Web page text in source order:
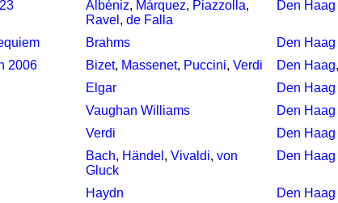
Albéniz, Márquez, Piazzolla,
Ravel , de Falla
Den Haag
Brahms
Den Haag
2006 Bizet, Massenet, Puccini, Verdi Den Haag,
Elgar
Den Haag
Vaughan Williams
Den Haag
Verdi
Den Haag
Bach, Händel , Vivaldi, von
Gluck
Den Haag
Haydn
Den Haag